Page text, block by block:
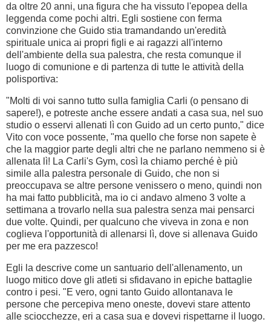
da oltre 20 anni, una figura che ha vissuto l'epopea della
leggenda come pochi altri. Egli sostiene con ferma
convinzione che Guido stia tramandando un'eredità
spirituale unica ai propri figli e ai ragazzi all'interno
dell'ambiente della sua palestra, che resta comunque il
luogo di comunione e di partenza di tutte le attività della
polisportiva:
"Molti di voi sanno tutto sulla famiglia Carli (o pensano di
sapere!), e potreste anche essere andati a casa sua, nel suo
studio o esservi allenati lì con Guido ad un certo punto," dice
Vito con voce possente, "ma quello che forse non sapete è
che la maggior parte degli altri che ne parlano nemmeno si è
allenata lì! La Carli's Gym, così la chiamo perché è più
simile alla palestra personale di Guido, che non si
preoccupava se altre persone venissero o meno, quindi non
ha mai fatto pubblicità, ma io ci andavo almeno 3 volte a
settimana a trovarlo nella sua palestra senza mai pensarci
due volte. Quindi, per qualcuno che viveva in zona e non
coglieva l'opportunità di allenarsi lì, dove si allenava Guido
per me era pazzesco!
Egli la descrive come un santuario dell'allenamento, un
luogo mitico dove gli atleti si sfidavano in epiche battaglie
contro i pesi. "E vero, ogni tanto Guido allontanava le
persone che percepiva meno oneste, dovevi stare attento
alle sciocchezze, eri a casa sua e dovevi rispettarne il luogo.